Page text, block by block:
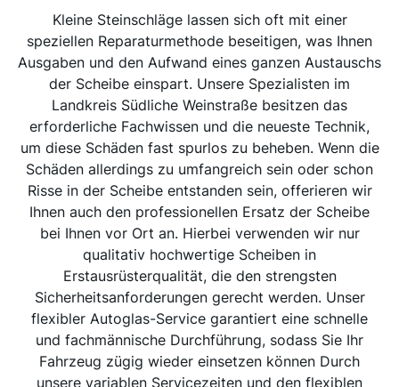
Kleine Steinschläge lassen sich oft mit einer
speziellen Reparaturmethode beseitigen, was Ihnen
Ausgaben und den Aufwand eines ganzen Austauschs
der Scheibe einspart. Unsere Spezialisten im
Landkreis Südliche Weinstraße besitzen das
erforderliche Fachwissen und die neueste Technik,
um diese Schäden fast spurlos zu beheben. Wenn die
Schäden allerdings zu umfangreich sein oder schon
Risse in der Scheibe entstanden sein, offerieren wir
Ihnen auch den professionellen Ersatz der Scheibe
bei Ihnen vor Ort an. Hierbei verwenden wir nur
qualitativ hochwertige Scheiben in
Erstausrüsterqualität, die den strengsten
Sicherheitsanforderungen gerecht werden. Unser
flexibler Autoglas-Service garantiert eine schnelle
und fachmännische Durchführung, sodass Sie Ihr
Fahrzeug zügig wieder einsetzen können Durch
unsere variablen Servicezeiten und den flexiblen